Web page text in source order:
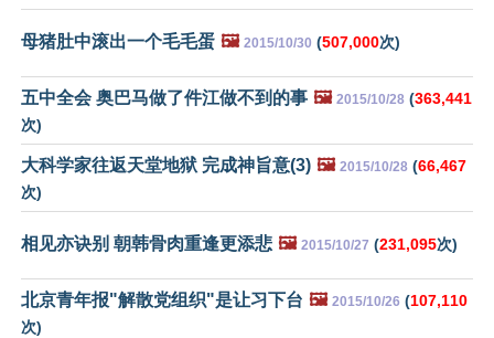
母猪肚中滚出一个毛毛蛋 🖼️ 2015/10/30 (507,000次)
五中全会 奥巴马做了件江做不到的事 🖼️ 2015/10/28 (363,441
次)
大科学家往返天堂地狱 完成神旨意(3) 🖼️ 2015/10/28 (66,467
次)
相见亦诀别 朝韩骨肉重逢更添悲 🖼️ 2015/10/27 (231,095次)
北京青年报"解散党组织"是让习下台 🖼️ 2015/10/26 (107,110
次)